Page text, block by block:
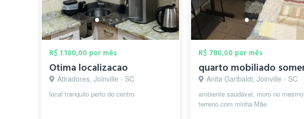
R$ 1.100,00 por mês
Otima localizacao
Atiradores, Joinville - SC
local tranquilo perto do centro
R$ 780,00 por mês
Anita Garibaldi, Joinville - SC
ambiente saudável, moro no mesmo
terreno com minha Mãe